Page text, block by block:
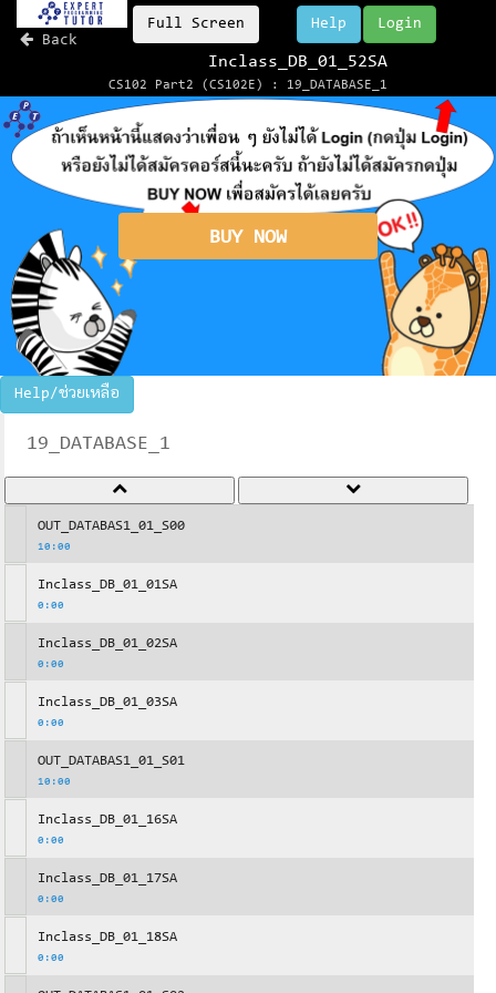
Back
Full Screen Login
Help
Inclass_DB_01_52SA
CS102 Part2 (CS102E) : 19_DATABASE_1
BUY NOW
Help/ช่วยเหลือ
19_DATABASE_1
OUT_DATABAS1_01_S00
10:00
Inclass_DB_01_01SA
0:00
Inclass_DB_01_02SA
0:00
Inclass_DB_01_03SA
0:00
OUT_DATABAS1_01_S01
10:00
Inclass_DB_01_16SA
0:00
Inclass_DB_01_17SA
0:00
Inclass_DB_01_18SA
0:00